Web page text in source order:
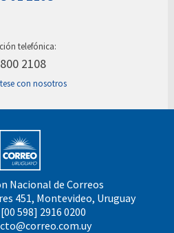
telefónica:
2108
con nosotros
Nacional de Correos
451, Montevideo, Uruguay
598] 2916 0200